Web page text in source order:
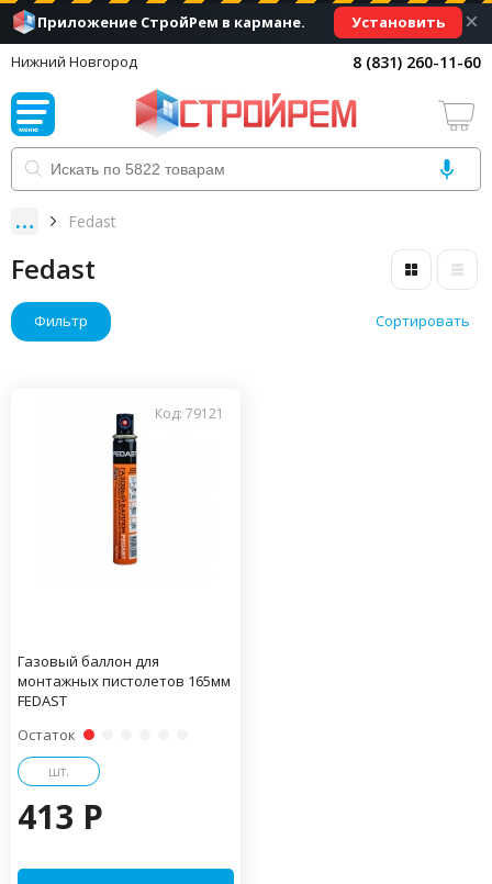
Приложение СтройРем в кармане. Установить ×
Нижний Новгород 8 (831) 260-11-60
Fedast
Fedast
Фильтр Сортировать
Код: 79121
Газовый баллон для
монтажных пистолетов 165мм
FEDAST
Остаток
шт.
413 P